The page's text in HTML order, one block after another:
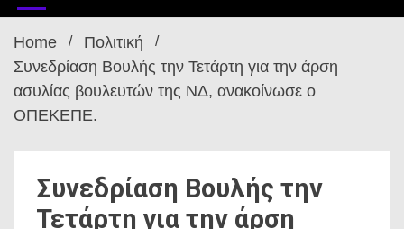
Home
Πολιτική
Συνεδρίαση Βουλής την Τετάρτη για την άρση
ασυλίας βουλευτών της ΝΔ, ανακοίνωσε ο
ΟΠΕΚΕΠΕ.
Συνεδρίαση Βουλής την
Τετάρτη για την άρση